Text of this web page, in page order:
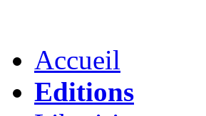
Accueil
Editions